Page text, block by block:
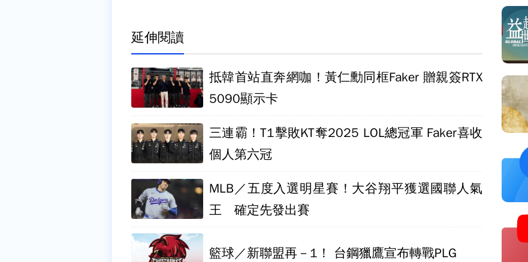
延伸閱讀
抵韓首站直奔網咖！黃仁勳同框Faker 贈親簽RTX
5090顯示卡
三連霸！T1擊敗KT奪2025 LOL總冠軍 Faker喜收
個人第六冠
MLB／五度入選明星賽！大谷翔平獲選國聯人氣
王 確定先發出賽
籃球／新聯盟再－1！ 台鋼獵鷹宣布轉戰PLG